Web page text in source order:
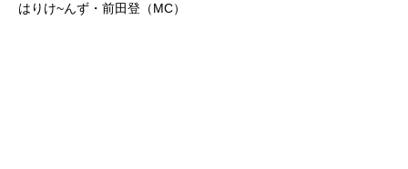
はりけ~んず・前田登（MC）